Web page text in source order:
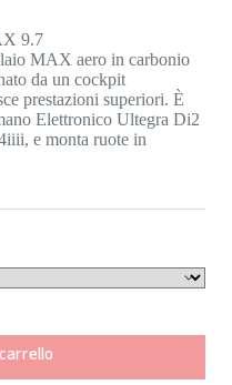
9.7
MAX aero in carbonio
da un cockpit
prestazioni superiori. È
Elettronico Ultegra Di2
e monta ruote in